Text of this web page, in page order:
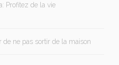
Profitez de la vie
de ne pas sortir de la maison